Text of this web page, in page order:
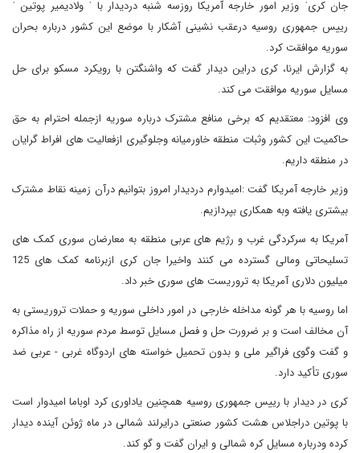
جان کریˈ وزیر امور خارجه آمریکا روزسه شنبه دردیدار با ˈ ولادیمیر پوتین ˈ
رییس جمهوری روسیه درعقب نشینی آشکار با موضع این کشور درباره بحران
سوریه موافقت کرد.
به گزارش ایرنا، کری دراین دیدار گفت که واشنگتن با رویکرد مسکو برای حل
مسایل سوریه موافقت می کند.
وی افزود: معتقدیم که برخی منافع مشترک درباره سوریه ازجمله احترام به حق
حاکمیت این کشور وثبات منطقه خاورمیانه وجلوگیری ازفعالیت های افراط گرایان
در منطقه داریم.
وزیر خارجه آمریکا گفت :امیدوارم دردیدار امروز بتوانیم درآن زمینه نقاط مشترک
بیشتری یافته وبه همکاری بپردازیم.
آمریکا به سرکردگی غرب و رژیم های عربی منطقه به معارضان سوری کمک های
تسلیحاتی ومالی گسترده می کنند واخیرا جان کری ازبرنامه کمک های 125
میلیون دلاری آمریکا به تروریست های سوری خبر داد.
اما روسیه با هر گونه مداخله خارجی در امور داخلی سوریه و حملات تروریستی به
آن مخالف است و بر ضرورت حل و فصل مسایل توسط مردم سوریه از راه مذاکره
و گفت وگوی فراگیر ملی و بدون تحمیل خواسته های اردوگاه غربی - عربی ضد
سوری تأکید دارد.
کری در دیدار با رییس جمهوری روسیه همچنین یاداوری کرد اوباما امیدوار است
با پوتین دراجلاس هشت کشور صنعتی درایرلند شمالی در ماه ژوئن آینده دیدار
کرده ودرباره مسایل کره شمالی و ایران گفت و گو کند.